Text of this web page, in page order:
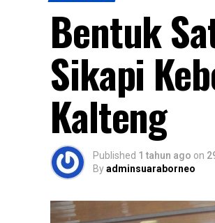
Bentuk
Sikapi
Kalteng
Published 1 tahun ago on
Byadminsuaraborneo